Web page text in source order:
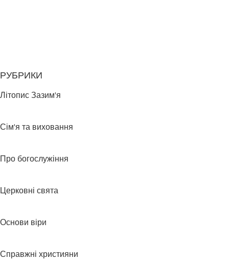
РУБРИКИ
Літопис Зазим'я
Сім'я та виховання
Про богослужіння
Церковні свята
Основи віри
Справжні християни